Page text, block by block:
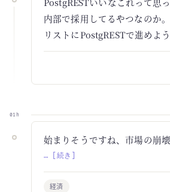
内部で採用してるやつなのか
リストにPostgRESTで進めよ
01h
始まりそうですね、市場の崩壊
… [続き]
経済